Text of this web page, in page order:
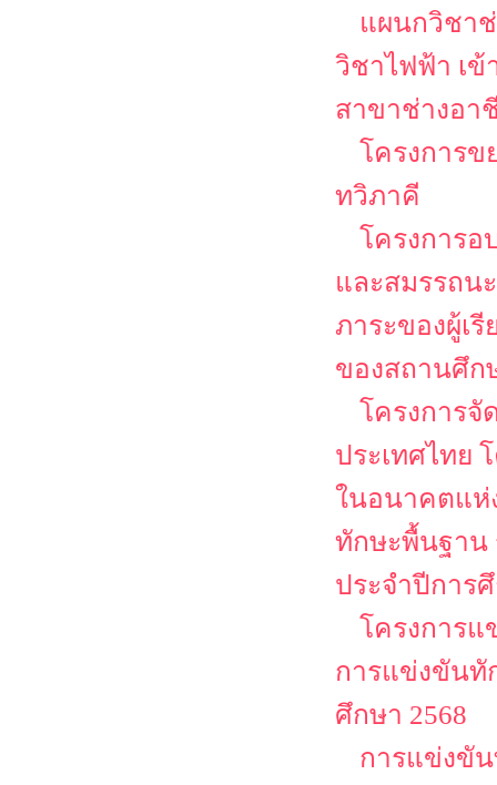
แผนกวิชา
วิชาไฟฟ้า เ
สาขาช่างอา
โครงการข
ทวิภาคี
โครงการ
และสมรรถน
ภาระของผู้เ
ของสถานศึก
โครงการ
ประเทศไทย
ในอนาคตแห่
ทักษะพื้นฐาน
ประจำปีการ
โครงการ
การแข่งขันทั
ศึกษา 2568
การแข่งขัน